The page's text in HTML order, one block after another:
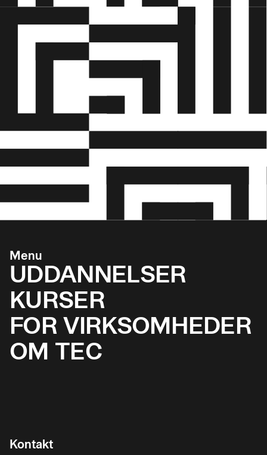
Menu
UDDANNELSER
KURSER
FOR VIRKSOMHEDER
OM TEC
Kontakt